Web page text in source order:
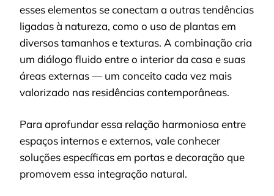
esses elementos se conectam a outras tendências
ligadas à natureza, como o uso de plantas em
diversos tamanhos e texturas. A combinação cria
um diálogo fluido entre o interior da casa e suas
áreas externas — um conceito cada vez mais
valorizado nas residências contemporâneas.
Para aprofundar essa relação harmoniosa entre
espaços internos e externos, vale conhecer
soluções específicas em portas e decoração que
promovem essa integração natural.